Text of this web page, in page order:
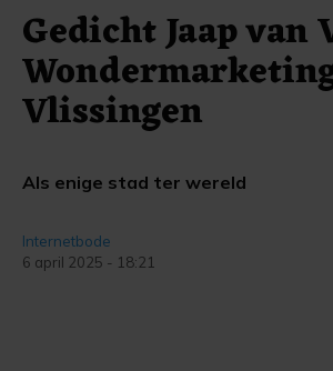
Gedicht Jaap van
Vlissingen
Als enige stad ter wereld
Internetbode
6 april 2025 - 18:21